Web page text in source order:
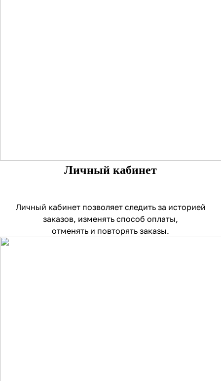
Личный кабинет
Личный кабинет позволяет следить за историей
заказов, изменять способ оплаты,
отменять и повторять заказы.